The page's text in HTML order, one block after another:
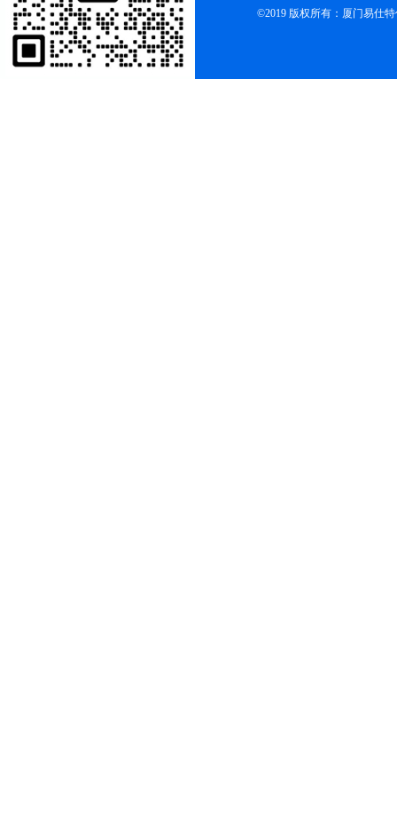
©2019 版权所有：厦门易仕